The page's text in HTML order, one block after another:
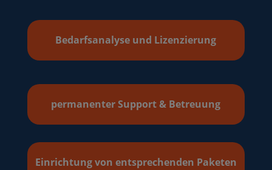
Bedarfsanalyse und Lizenzierung
permanenter Support & Betreuung
Einrichtung von entsprechenden Paketen